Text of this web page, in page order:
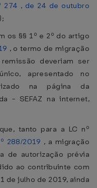
274 , de 24 de outubro
os §§ 1º e 2º do artigo
, o termo de migração
deveriam ser
apresentado no
na página da
- SEFAZ na internet,
tanto para a LC nº
288/2019 , a migração
de autorização prévia
ao contribuinte com
de julho de 2019, ainda